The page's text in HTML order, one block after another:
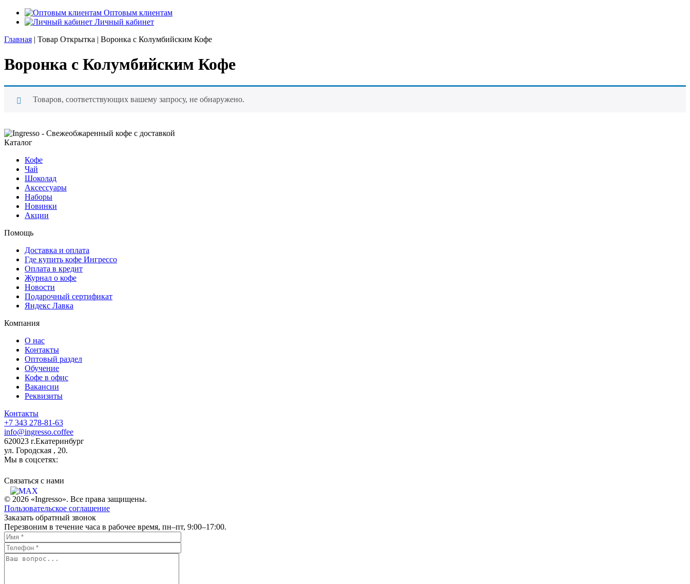
Оптовым клиентам
Личный кабинет
Главная | Товар Открытка | Воронка с Колумбийским Кофе
Воронка с Колумбийским Кофе
Товаров, соответствующих вашему запросу, не обнаружено.
Каталог
Кофе
Чай
Шоколад
Аксессуары
Наборы
Новинки
Акции
Помощь
Доставка и оплата
Где купить кофе Ингрессо
Оплата в кредит
Журнал о кофе
Новости
Подарочный сертификат
Яндекс Лавка
Компания
О нас
Контакты
Оптовый раздел
Обучение
Кофе в офис
Вакансии
Реквизиты
Контакты
+7 343 278-81-63
info@ingresso.coffee
620023 г.Екатеринбург
ул. Городская , 20.
Мы в соцсетях:
Связаться c нами
© 2026 «Ingresso». Все права защищены.
Пользовательское соглашение
Заказать обратный звонок
Перезвоним в течение часа в рабочее время, пн–пт, 9:00–17:00.